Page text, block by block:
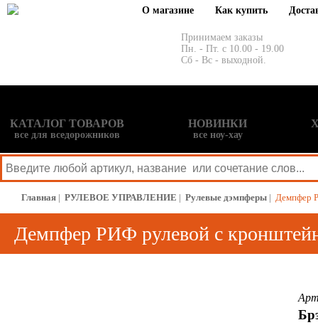
О магазине Как купить
Принимаем заказы
Пн. - Пт. с 10.00 - 19.00
Сб - Вс - выходной.
КАТАЛОГ ТОВАРОВ
все для вседорожников
НОВИНКИ
все ноу-хау
Главная | РУЛЕВОЕ УПРАВЛЕНИЕ | Рулевые дэмпферы | Демпфер
Демпфер РИФ рулевой с